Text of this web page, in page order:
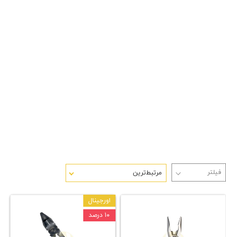
مرتبط‌ترین
اورجینال
۱۰ درصد